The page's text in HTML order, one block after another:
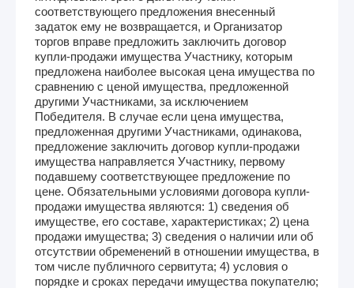
соответствующего предложения внесенный
задаток ему не возвращается, и Организатор
торгов вправе предложить заключить договор
купли-продажи имущества Участнику, которым
предложена наиболее высокая цена имущества по
сравнению с ценой имущества, предложенной
другими Участниками, за исключением
Победителя. В случае если цена имущества,
предложенная другими Участниками, одинакова,
предложение заключить договор купли-продажи
имущества направляется Участнику, первому
подавшему соответствующее предложение по
цене. Обязательными условиями договора купли-
продажи имущества являются: 1) сведения об
имуществе, его составе, характеристиках; 2) цена
продажи имущества; 3) сведения о наличии или об
отсутствии обременений в отношении имущества, в
том числе публичного сервитута; 4) условия о
порядке и сроках передачи имущества покупателю;